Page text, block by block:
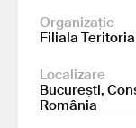
Organizație
Filiala
Localizare
București,
România